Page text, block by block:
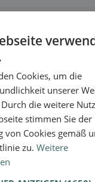
a
al tuo stile alimentare.
vegana
Cookies, um die
unserer
die weitere
stimmen Sie der
von Cookies gemäß
zu.Weitere